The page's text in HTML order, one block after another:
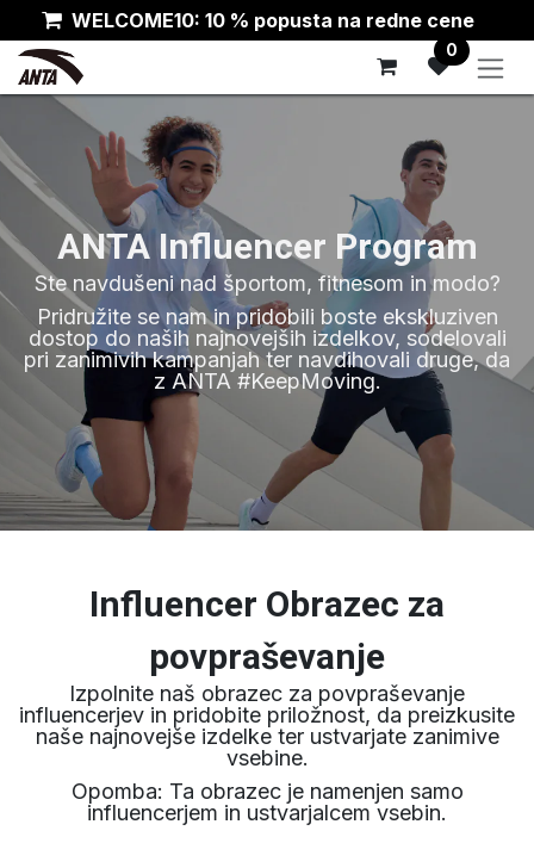
Skip to ContentWELCOME10: 10 % popusta na redne cene
0
ANTA Influencer Program
Ste navdušeni nad športom, fitnesom in modo?
Pridružite se nam in pridobili boste ekskluziven
dostop do naših najnovejših izdelkov, sodelovali
pri zanimivih kampanjah ter navdihovali druge, da
z ANTA #KeepMoving.
Influencer Obrazec za
povpraševanje
Izpolnite naš obrazec za povpraševanje
influencerjev in pridobite priložnost, da preizkusite
naše najnovejše izdelke ter ustvarjate zanimive
vsebine.
Opomba: Ta obrazec je namenjen samo
influencerjem in ustvarjalcem vsebin.